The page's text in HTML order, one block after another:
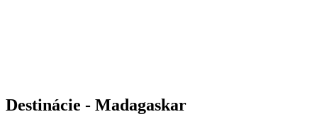
Destinácie - Madagaskar